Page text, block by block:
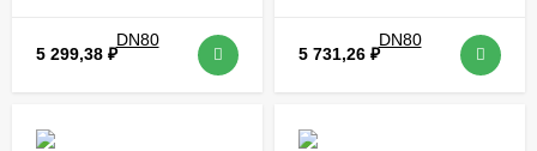
5 299,38 ₽ 5 731,26 ₽